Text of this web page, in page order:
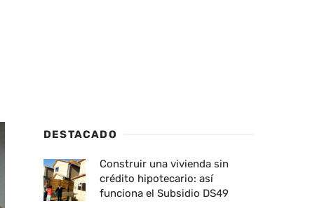
DESTACADO
Construir una vivienda sin
crédito hipotecario: así
funciona el Subsidio DS49